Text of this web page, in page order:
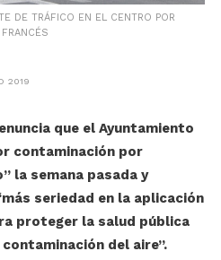
DE TRÁFICO EN EL CENTRO POR
2019
que el Ayuntamiento
contaminación por
la semana pasada y
seriedad en la aplicación
proteger la salud pública
del aire”.